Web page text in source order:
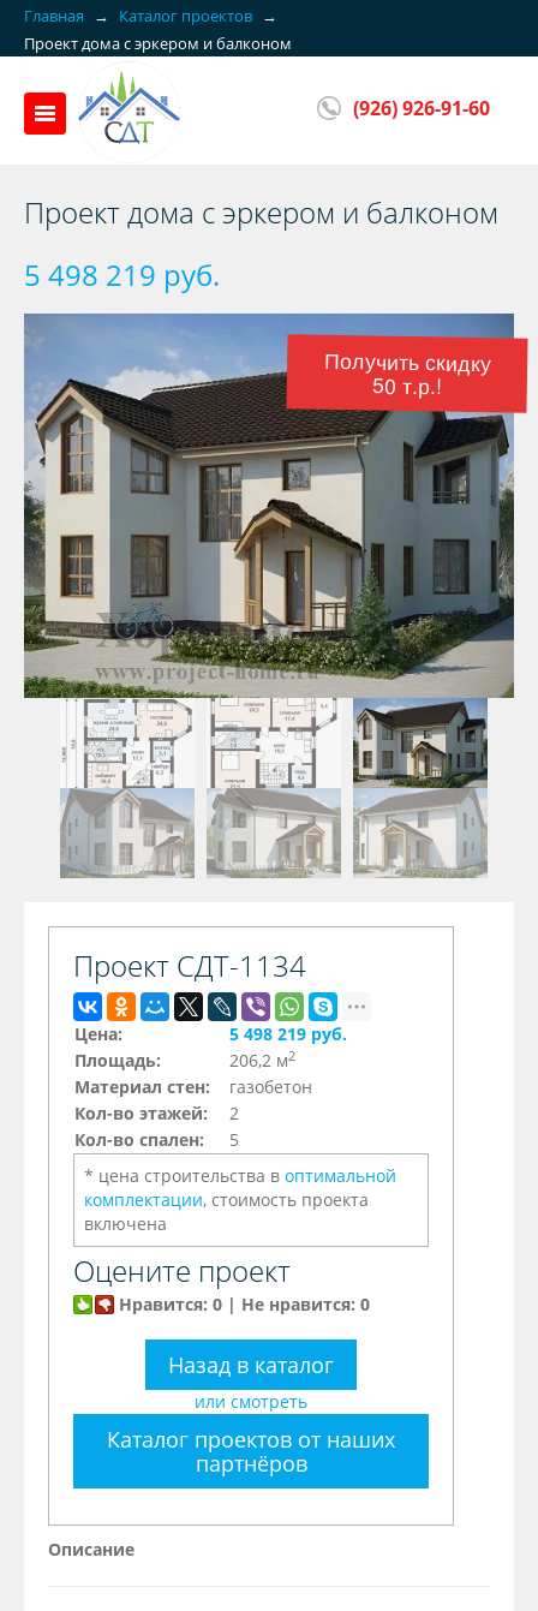
Главная → Каталог проектов →
Проект дома с эркером и балконом
(926) 926-91-60
Проект дома с эркером и балконом
5 498 219 руб.
Получить скидку
50 т.р.!
Проект СДТ-1134
Цена:
5 498 219 руб.
Площадь:
206,2 м2
Материал стен:
газобетон
Кол-во этажей:
2
Кол-во спален:
5
* цена строительства в оптимальной
комплектации, стоимость проекта
включена
Оцените проект
Нравится: 0 | Не нравится: 0
Назад в каталог
или смотреть
Каталог проектов от наших
партнёров
Описание